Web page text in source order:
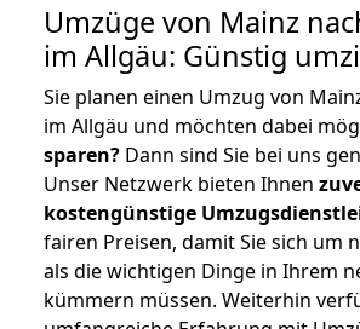
Umzüge von Mainz
im Allgäu: Günstig
Sie planen einen Umzug von
im Allgäu und möchten dabei
sparen? Dann sind Sie bei uns
Unser Netzwerk bieten Ihnen
kostengünstige
fairen Preisen, damit Sie sich um
als die wichtigen Dinge in Ihrem
kümmern müssen. Weiterhin